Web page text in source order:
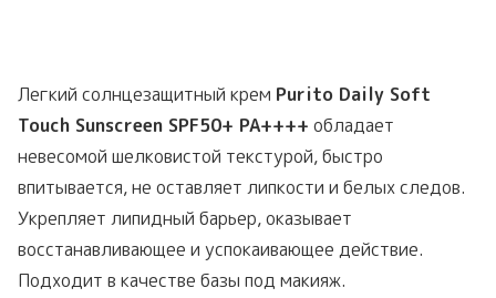
Легкий солнцезащитный крем Purito Daily Soft
Touch Sunscreen SPF50+ PA++++ обладает
невесомой шелковистой текстурой, быстро
впитывается, не оставляет липкости и белых следов.
Укрепляет липидный барьер, оказывает
восстанавливающее и успокаивающее действие.
Подходит в качестве базы под макияж.